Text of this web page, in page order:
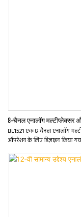
8-चैनल एनालॉग मल्टीप्लेक्सर
BL1521 एक 8-चैनल एनालॉग
ऑपरेशन के लिए डिज़ाइन किया